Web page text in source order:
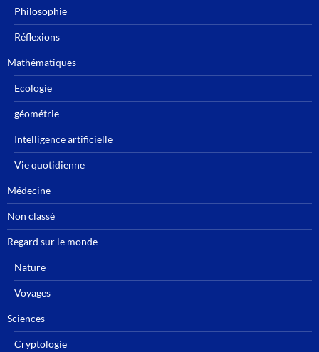
Philosophie
Réflexions
Mathématiques
Ecologie
géométrie
Intelligence artificielle
Vie quotidienne
Médecine
Non classé
Regard sur le monde
Nature
Voyages
Sciences
Cryptologie